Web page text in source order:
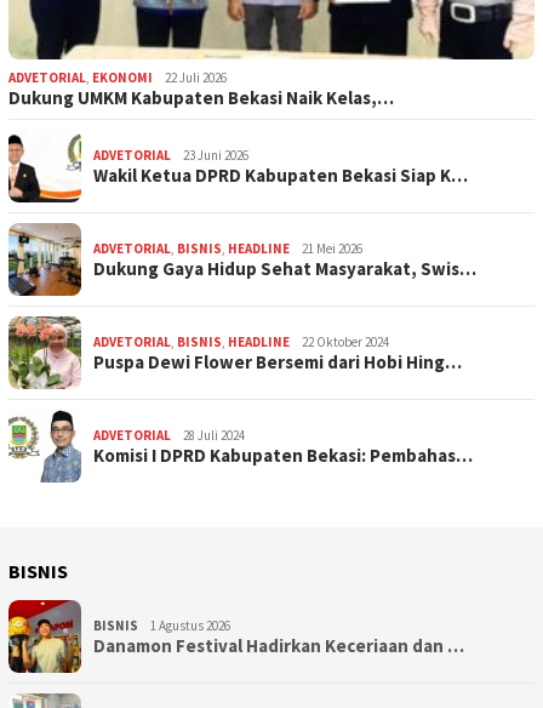
ADVETORIAL, EKONOMI 22 Juli 2026
Dukung UMKM Kabupaten Bekasi Naik Kelas,…
ADVETORIAL 23 Juni 2026
Wakil Ketua DPRD Kabupaten Bekasi Siap K…
ADVETORIAL, BISNIS, HEADLINE 21 Mei 2026
Dukung Gaya Hidup Sehat Masyarakat, Swis…
ADVETORIAL, BISNIS, HEADLINE 22 Oktober 2024
Puspa Dewi Flower Bersemi dari Hobi Hing…
ADVETORIAL 28 Juli 2024
Komisi I DPRD Kabupaten Bekasi: Pembahas…
BISNIS
BISNIS 1 Agustus 2026
Danamon Festival Hadirkan Keceriaan dan …